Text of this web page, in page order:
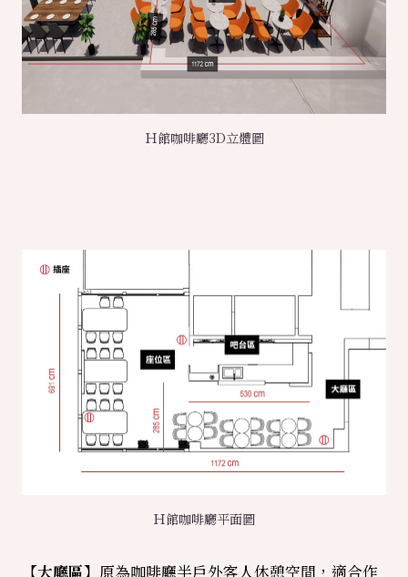
Ｈ館咖啡廳3D立體圖
Ｈ館咖啡廳平面圖
【大廳區】 原為咖啡廳半戶外客人休憩空間，適合作